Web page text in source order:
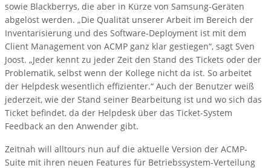
sowie Blackberrys, die aber in Kürze von Samsung-Geräten
abgelöst werden. „Die Qualität unserer Arbeit im Bereich der
Inventarisierung und des Software-Deployment ist mit dem
Client Management von ACMP ganz klar gestiegen“, sagt Sven
Joost. „Jeder kennt zu jeder Zeit den Stand des Tickets oder der
Problematik, selbst wenn der Kollege nicht da ist. So arbeitet
der Helpdesk wesentlich effizienter.“ Auch der Benutzer weiß
jederzeit, wie der Stand seiner Bearbeitung ist und wo sich das
Ticket befindet, da der Helpdesk über das Ticket-System
Feedback an den Anwender gibt.
Zeitnah will alltours nun auf die aktuelle Version der ACMP-
Suite mit ihren neuen Features für Betriebssystem-Verteilung